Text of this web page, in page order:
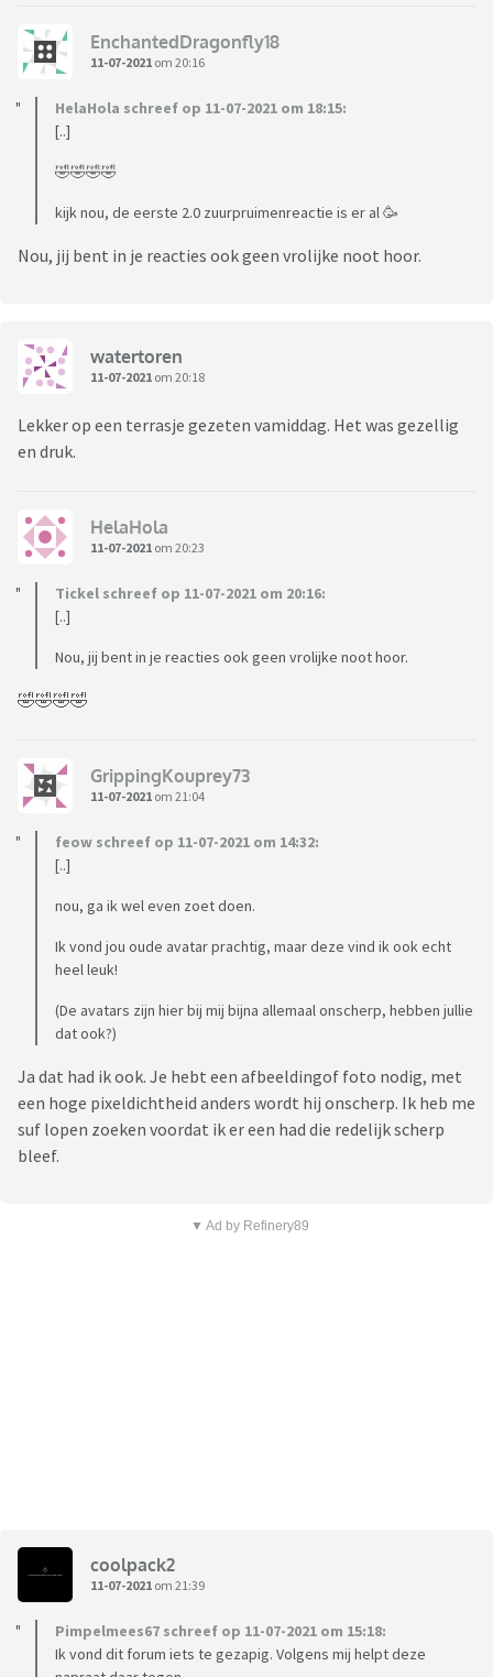
EnchantedDragonfly18
11-07-2021 om 20:16
HelaHola schreef op 11-07-2021 om 18:15:
[..]
🤣🤣🤣🤣
kijk nou, de eerste 2.0 zuurpruimenreactie is er al 🥳
Nou, jij bent in je reacties ook geen vrolijke noot hoor.
watertoren
11-07-2021 om 20:18
Lekker op een terrasje gezeten vamiddag. Het was gezellig
en druk.
HelaHola
11-07-2021 om 20:23
Tickel schreef op 11-07-2021 om 20:16:
[..]
Nou, jij bent in je reacties ook geen vrolijke noot hoor.
🤣🤣🤣🤣
GrippingKouprey73
11-07-2021 om 21:04
feow schreef op 11-07-2021 om 14:32:
[..]
nou, ga ik wel even zoet doen.
Ik vond jou oude avatar prachtig, maar deze vind ik ook echt
heel leuk!
(De avatars zijn hier bij mij bijna allemaal onscherp, hebben jullie
dat ook?)
Ja dat had ik ook. Je hebt een afbeeldingof foto nodig, met
een hoge pixeldichtheid anders wordt hij onscherp. Ik heb me
suf lopen zoeken voordat ik er een had die redelijk scherp
bleef.
▼ Ad by Refinery89
coolpack2
11-07-2021 om 21:39
Pimpelmees67 schreef op 11-07-2021 om 15:18:
Ik vond dit forum iets te gezapig. Volgens mij helpt deze